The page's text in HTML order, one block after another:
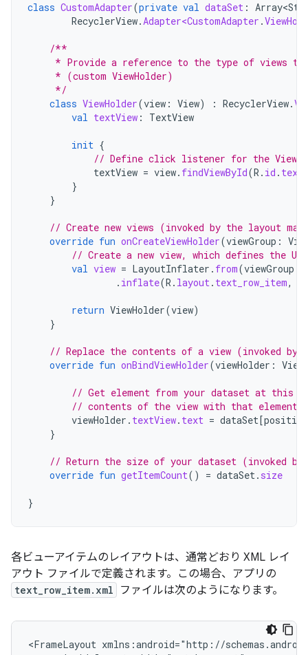
class CustomAdapter(private val dataSet :
RecyclerView.Adapter<CustomAdapter .
/**
* Provide a reference to the type of views
     * (custom ViewHolder)
     */
class ViewHolder(view : View) : RecyclerView.
val textView : TextView
init {
// Define click listener for the
textView = view. findViewById(R . id .
}
}
// Create new views (invoked by the layout
override fun onCreateViewHolder(viewGroup :
// Create a new view, which defines the
val view = LayoutInflater . from(viewGroup
. inflate(R . layout. text_row_item,
return ViewHolder(view)
}
// Replace the contents of a view (invoked by
override fun onBindViewHolder(viewHolder :
// Get element from your dataset at this
// contents of the view with that element
viewHolder . textView. text = dataSet[position
}
// Return the size of your dataset (invoked by
override fun getItemCount() = dataSet. size
}
各ビューアイテムのレイアウトは、通常どおり XML レイ
アウト ファイルで定義されます。この場合、アプリの
text_row_item.xml ファイルは次のようになります。
<FrameLayout